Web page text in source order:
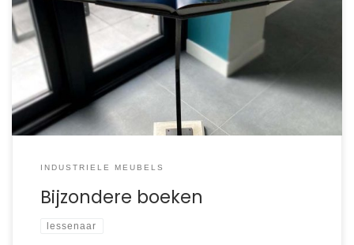
manier. Eyes over Africa van Michael Poliza is zo’n boek.
Deze XXL-Edition is ruim 43×55 cm met een gewicht van 22
kilo. Dit formaat boek zet je niet terug in de kast, het
verdient een lessenaar en gezamenlijk is het een prachtig
meubelstuk […]
INDUSTRIELE MEUBELS
Bijzondere boeken
lessenaar